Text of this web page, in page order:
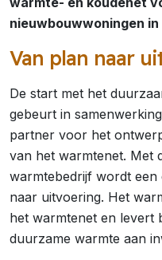
nieuwbouwwoningen
Van plan naar
De start met het
gebeurt in
partner voor het
van het warmtenet. Met
warmtebedrijf wordt
naar uitvoering. Het
het warmtenet en levert
duurzame warmte aan